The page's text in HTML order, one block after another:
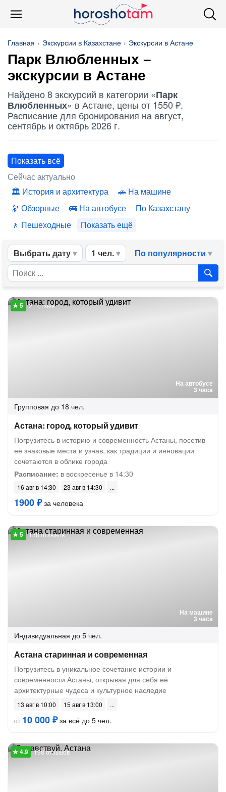
Главная Экскурсии в Казахстане Экскурсии в Астане
Парк Влюбленных –
экскурсии в Астане
Найдено 8 экскурсий в категории «Парк
Влюбленных» в Астане, цены от 1550 ₽.
Расписание для бронирования на август,
сентябрь и октябрь 2026 г.
Показать всё
Сейчас актуально
История и архитектура
На машине
Обзорные
На автобусе
По Казахстану
Пешеходные
Показать ещё
Выбрать дату 1 чел. По популярности
На автобусе
3 часа
21 отзыв
Групповая до 18 чел.
Астана: город, который удивит
Погрузитесь в историю и современность Астаны, посетив
её знаковые места и узнав, как традиции и инновации
сочетаются в облике города
Расписание: в воскресенье в 14:30
16 авг в 14:30 23 авг в 14:30
1900 ₽за человека
На машине
3 часа
188 отзывов
Индивидуальная до 5 чел.
Астана старинная и современная
Погрузитесь в уникальное сочетание истории и
современности Астаны, открывая для себя её
архитектурные чудеса и культурное наследие
13 авг в 10:00
15 авг в 13:00
от 10 000 ₽за всё до 5 чел.
198 отзывов